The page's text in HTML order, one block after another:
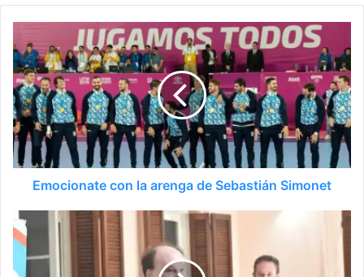
Emocionate con la arenga de Sebastián Simonet